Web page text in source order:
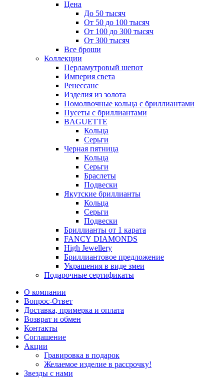
Цена
До 50 тысяч
От 50 до 100 тысяч
От 100 до 300 тысяч
От 300 тысяч
Все броши
Коллекции
Перламутровый шепот
Империя света
Ренессанс
Изделия из золота
Помолвочные кольца с бриллиантами
Пусеты с бриллиантами
BAGUETTE
Кольца
Серьги
Черная пятница
Кольца
Серьги
Браслеты
Подвески
Якутские бриллианты
Кольца
Серьги
Подвески
Бриллианты от 1 карата
FANCY DIAMONDS
High Jewellery
Бриллиантовое предложение
Украшения в виде змеи
Подарочные сертификаты
О компании
Вопрос-Ответ
Доставка, примерка и оплата
Возврат и обмен
Контакты
Соглашение
Акции
Гравировка в подарок
Желаемое изделие в рассрочку!
Звезды с нами